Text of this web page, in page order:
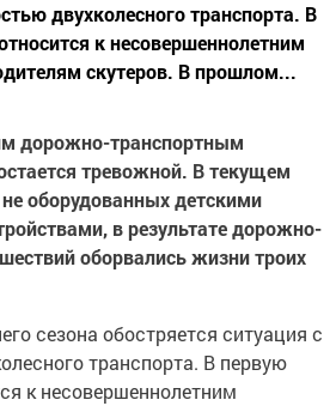
двухколесного транспорта. В
к несовершеннолетним
скутеров. В прошлом...
дорожно-транспортным
тревожной. В текущем
оборудованных детскими
в результате дорожно-
оборвались жизни троих
сезона обостряется ситуация с
транспорта. В первую
к несовершеннолетним